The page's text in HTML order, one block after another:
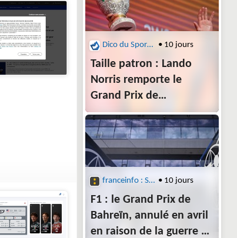
finalement pénalisé
et cinquième
Dico du Sport : F1 • 10 jours
Taille patron : Lando
Norris remporte le
Grand Prix de
Hongrie 2026
franceinfo : Sports • 10 jours
F1 : le Grand Prix de
Bahreïn, annulé en avril
en raison de la guerre au